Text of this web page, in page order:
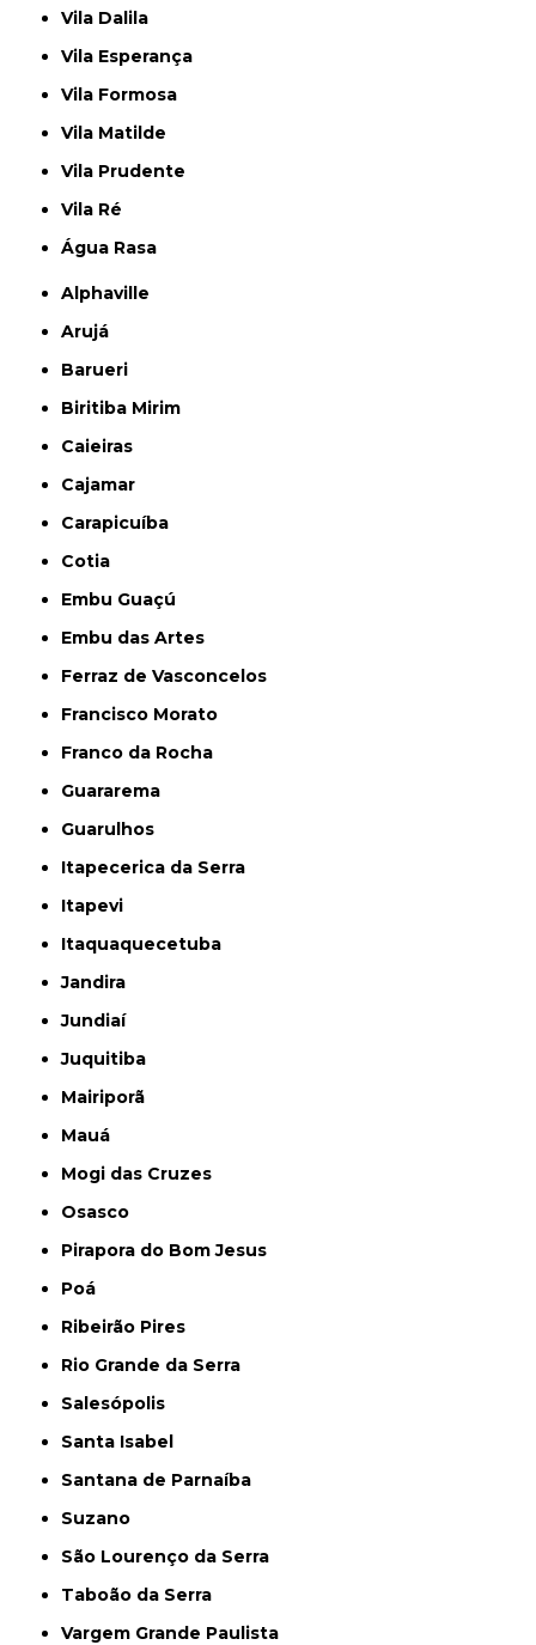
Vila Dalila
Vila Esperança
Vila Formosa
Vila Matilde
Vila Prudente
Vila Ré
Água Rasa
Alphaville
Arujá
Barueri
Biritiba Mirim
Caieiras
Cajamar
Carapicuíba
Cotia
Embu Guaçú
Embu das Artes
Ferraz de Vasconcelos
Francisco Morato
Franco da Rocha
Guararema
Guarulhos
Itapecerica da Serra
Itapevi
Itaquaquecetuba
Jandira
Jundiaí
Juquitiba
Mairiporã
Mauá
Mogi das Cruzes
Osasco
Pirapora do Bom Jesus
Poá
Ribeirão Pires
Rio Grande da Serra
Salesópolis
Santa Isabel
Santana de Parnaíba
Suzano
São Lourenço da Serra
Taboão da Serra
Vargem Grande Paulista